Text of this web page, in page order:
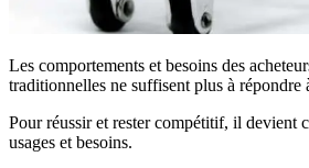
Les comportements et besoins des
traditionnelles ne suffisent plus à répondre
Pour réussir et rester compétitif, il devient
usages et besoins.